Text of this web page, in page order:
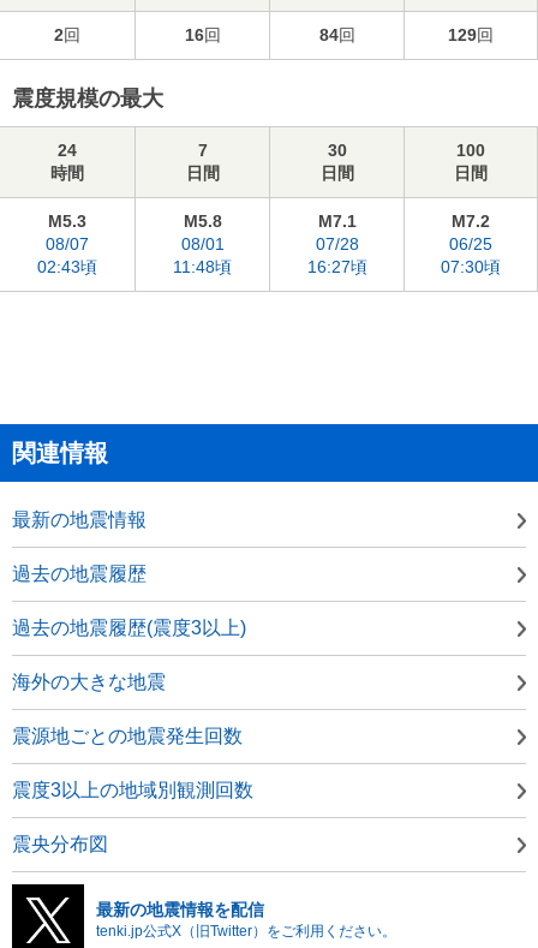
2回 16回 84回 129回
震度規模の最大
24
時間
7
日間
30
日間
100
日間
M5.3
08/07
02:43頃
M5.8
08/01
11:48頃
M7.1
07/28
16:27頃
M7.2
06/25
07:30頃
関連情報
最新の地震情報
過去の地震履歴
過去の地震履歴(震度3以上)
海外の大きな地震
震源地ごとの地震発生回数
震度3以上の地域別観測回数
震央分布図
最新の地震情報を配信
tenki.jp公式X（旧Twitter）をご利用ください。